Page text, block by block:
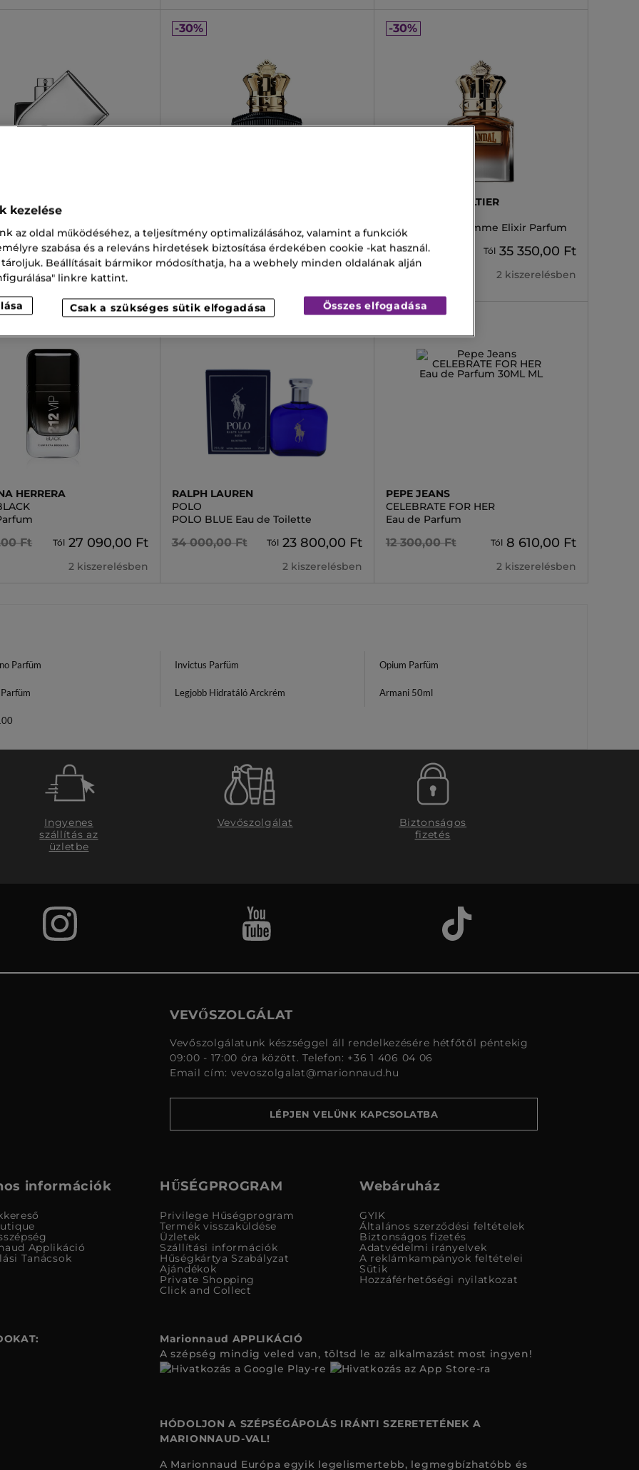
Ft
-30%
Scandal Pour Homme Intense Eau
De Parfum Intense
61 800,00 Ft Tól 32 130,00 Ft
-30%
JEAN PAUL GAULTIER
Scandal Pour Homme Elixir Parfum
50 500,00 Ft Tól 35 350,00 Ft
2 kiszerelésben
HERRERA
Ft Tól 27 090,00 Ft
2 kiszerelésben
-30%
RALPH LAUREN
POLO
POLO BLUE Eau de Toilette
34 000,00 Ft Tól 23 800,00 Ft
2 kiszerelésben
-30%
PEPE JEANS
CELEBRATE FOR HER
Eau de Parfum
12 300,00 Ft Tól 8 610,00 Ft
2 kiszerelésben
Parfüm Invictus Parfüm Opium Parfüm
Legjobb Hidratáló Arckrém Armani 50ml
Ingyenes
szállítás az
üzletbe
Vevőszolgálat
Biztonságos
fizetés
VEVŐSZOLGÁLAT
Vevőszolgálatunk készséggel áll rendelkezésére hétfőtől péntekig
09:00 - 17:00 óra között. Telefon: +36 1 406 04 06
Email cím: vevoszolgalat@marionnaud.hu
LÉPJEN VELÜNK KAPCSOLATBA
információk
Applikáció
Tanácsok
HŰSÉGPROGRAM
Privilege Hűségprogram
Termék visszaküldése
Üzletek
Szállítási információk
Hűségkártya Szabályzat
Ajándékok
Private Shopping
Click and Collect
Webáruház
GYIK
Általános szerződési feltételek
Biztonságos fizetés
Adatvédelmi irányelvek
A reklámkampányok feltételei
Sütik
Hozzáférhetőségi nyilatkozat
Marionnaud APPLIKÁCIÓ
A szépség mindig veled van, töltsd le az alkalmazást most ingyen!
HÓDOLJON A SZÉPSÉGÁPOLÁS IRÁNTI SZERETETÉNEK A
MARIONNAUD-VAL!
A Marionnaud Európa egyik legelismertebb, legmegbízhatóbb és
kezelése
az oldal működéséhez, a teljesítmény optimalizálásához, valamint a funkciók
szabása és a releváns hirdetések biztosítása érdekében cookie -kat használ.
Beállításait bármikor módosíthatja, ha a webhely minden oldalának alján
linkre kattint.
Csak a szükséges sütik elfogadása Összes elfogadása